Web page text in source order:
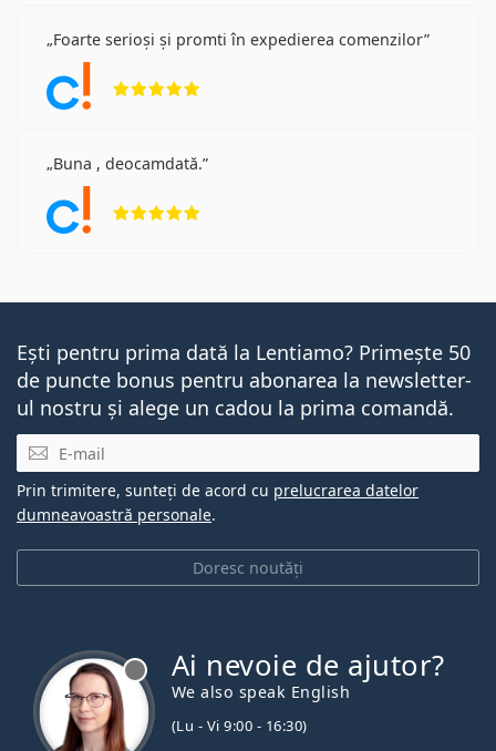
Foarte serioși și promti în expedierea comenzilor
Buna , deocamdată.
Ești pentru prima dată la Lentiamo? Primește 50
de puncte bonus pentru abonarea la newsletter-
ul nostru și alege un cadou la prima comandă.
E-mail
Doresc noutăți
Prin trimitere, sunteți de acord cu prelucrarea datelor
dumneavoastră personale.
Ai nevoie de ajutor?
We also speak English
(Lu - Vi 9:00 - 16:30)